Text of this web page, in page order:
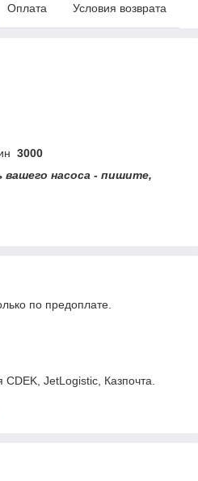
Оплата Условия возврата
3000
насоса - пишите,
по предоплате.
JetLogistic, Казпочта.